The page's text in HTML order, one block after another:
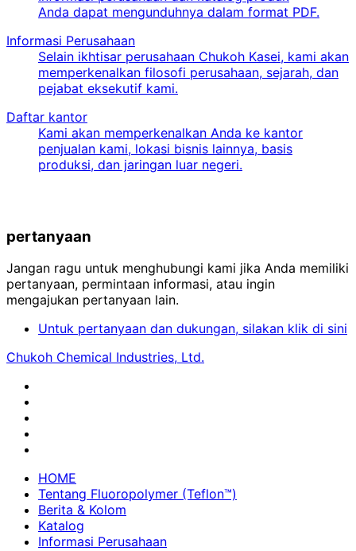
Anda dapat mengunduhnya dalam format PDF.
Informasi Perusahaan
Selain ikhtisar perusahaan Chukoh Kasei, kami akan
memperkenalkan filosofi perusahaan, sejarah, dan
pejabat eksekutif kami.
Daftar kantor
Kami akan memperkenalkan Anda ke kantor
penjualan kami, lokasi bisnis lainnya, basis
produksi, dan jaringan luar negeri.
pertanyaan
Jangan ragu untuk menghubungi kami jika Anda memiliki
pertanyaan, permintaan informasi, atau ingin
mengajukan pertanyaan lain.
Untuk pertanyaan dan dukungan, silakan klik di sini
Chukoh Chemical Industries, Ltd.
HOME
Tentang Fluoropolymer (Teflon™)
Berita & Kolom
Katalog
Informasi Perusahaan